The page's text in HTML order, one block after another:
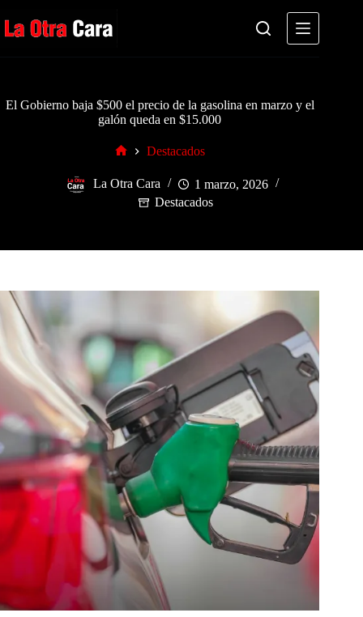
al
contenido
El Gobierno baja $500 el precio de la gasolina en marzo y el
galón queda en $15.000
Destacados
La Otra Cara
1 marzo, 2026
Destacados